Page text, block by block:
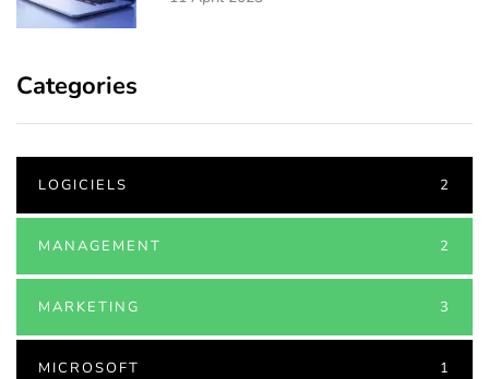
Categories
LOGICIELS 2
MANAGEMENT 2
MARKETING 3
MICROSOFT 1